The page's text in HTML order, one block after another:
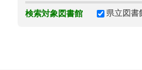
検索対象図書館 県立図書